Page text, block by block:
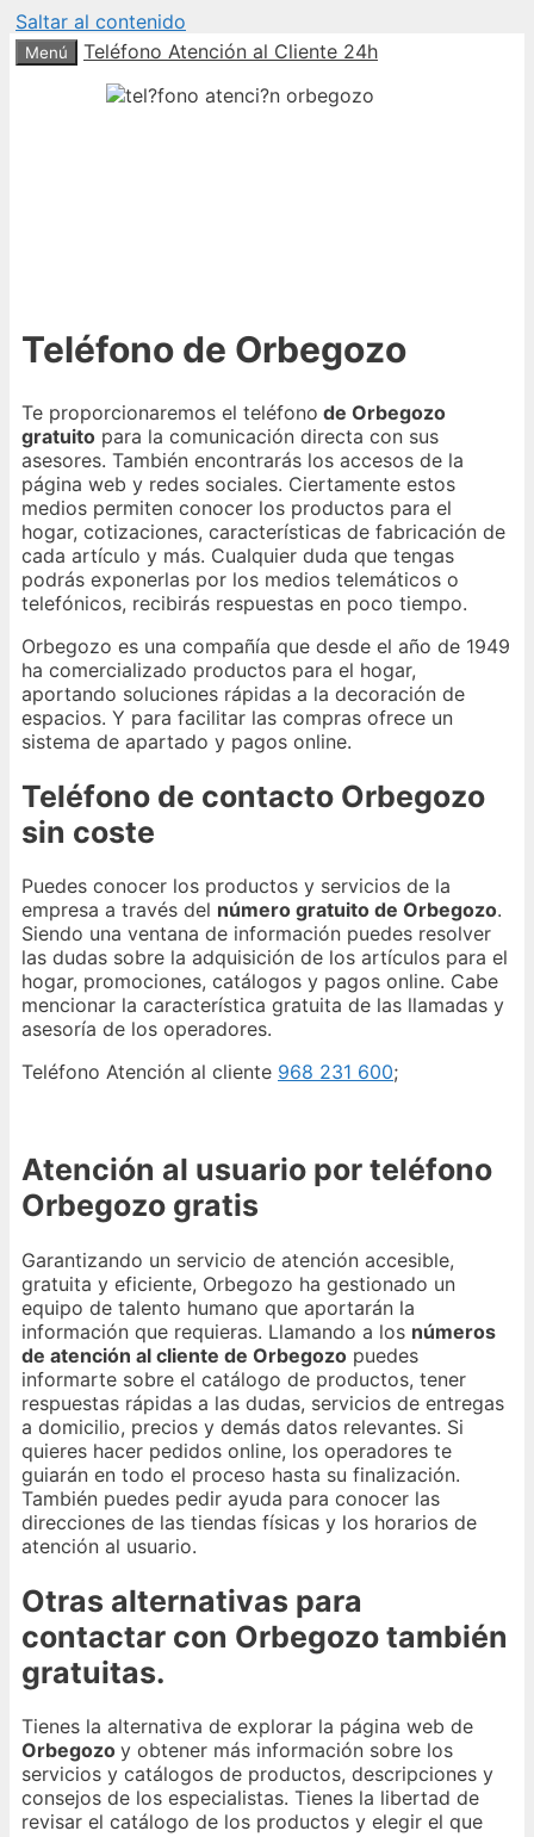
Saltar al contenido
Menú Teléfono Atención al Cliente 24h
Teléfono de Orbegozo
Te proporcionaremos el teléfono de Orbegozo
gratuito para la comunicación directa con sus
asesores. También encontrarás los accesos de la
página web y redes sociales. Ciertamente estos
medios permiten conocer los productos para el
hogar, cotizaciones, características de fabricación de
cada artículo y más. Cualquier duda que tengas
podrás exponerlas por los medios telemáticos o
telefónicos, recibirás respuestas en poco tiempo.
Orbegozo es una compañía que desde el año de 1949
ha comercializado productos para el hogar,
aportando soluciones rápidas a la decoración de
espacios. Y para facilitar las compras ofrece un
sistema de apartado y pagos online.
Teléfono de contacto Orbegozo
sin coste
Puedes conocer los productos y servicios de la
empresa a través del número gratuito de Orbegozo.
Siendo una ventana de información puedes resolver
las dudas sobre la adquisición de los artículos para el
hogar, promociones, catálogos y pagos online. Cabe
mencionar la característica gratuita de las llamadas y
asesoría de los operadores.
Teléfono Atención al cliente 968 231 600;
Atención al usuario por teléfono
Orbegozo gratis
Garantizando un servicio de atención accesible,
gratuita y eficiente, Orbegozo ha gestionado un
equipo de talento humano que aportarán la
información que requieras. Llamando a los números
de atención al cliente de Orbegozo puedes
informarte sobre el catálogo de productos, tener
respuestas rápidas a las dudas, servicios de entregas
a domicilio, precios y demás datos relevantes. Si
quieres hacer pedidos online, los operadores te
guiarán en todo el proceso hasta su finalización.
También puedes pedir ayuda para conocer las
direcciones de las tiendas físicas y los horarios de
atención al usuario.
Otras alternativas para
contactar con Orbegozo también
gratuitas.
Tienes la alternativa de explorar la página web de
Orbegozo y obtener más información sobre los
servicios y catálogos de productos, descripciones y
consejos de los especialistas. Tienes la libertad de
revisar el catálogo de los productos y elegir el que